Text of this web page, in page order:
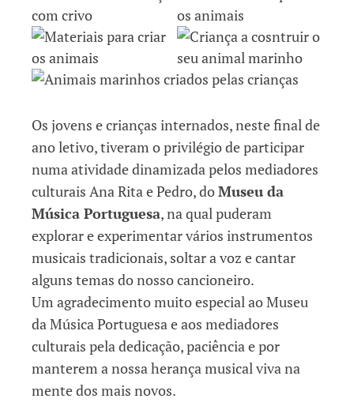
Os jovens e crianças internados, neste final de
ano letivo, tiveram o privilégio de participar
numa atividade dinamizada pelos mediadores
culturais Ana Rita e Pedro, doMuseu da
Música Portuguesa, na qual puderam
explorar e experimentar vários instrumentos
musicais tradicionais, soltar a voz e cantar
alguns temas do nosso cancioneiro.
Um agradecimento muito especial ao Museu
da Música Portuguesa e aos mediadores
culturais pela dedicação, paciência e por
manterem a nossa herança musical viva na
mente dos mais novos.